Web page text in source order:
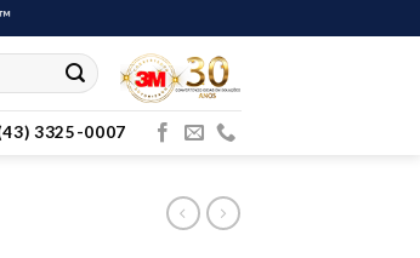
3325-0007